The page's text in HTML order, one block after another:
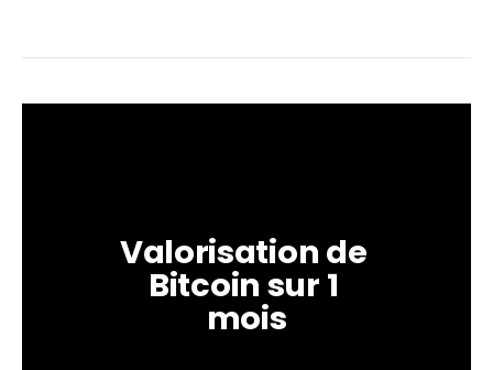
Valorisation de
Bitcoin sur 1
mois